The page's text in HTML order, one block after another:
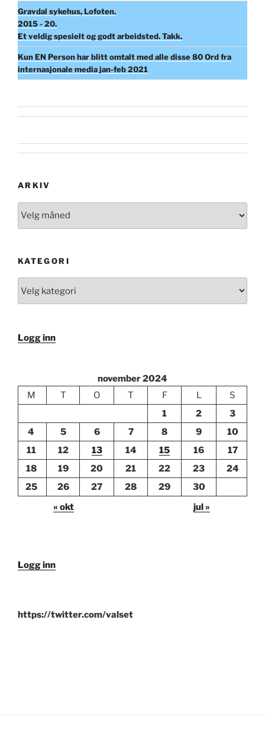
Gravdal sykehus, Lofoten.
2015 - 20.
Et veldig spesielt og godt arbeidsted. Takk.
Kun EN Person har blitt omtalt med alle disse 80 Ord fra
internasjonale media jan-feb 2021
ARKIV
KATEGORI
Logg inn
november 2024
M
T O T F L
S
1
2
3
4
5 6 7 8 9
10
11
12 13 14 15 16
17
18
19 20 21 22 23
24
25
26 27 28 29
30
« okt
jul »
Logg inn
https://twitter.com/valset